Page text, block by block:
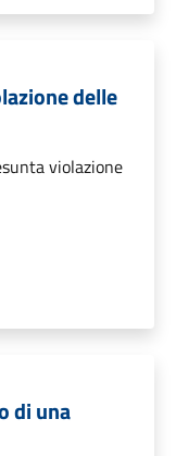
delle
violazione
di una